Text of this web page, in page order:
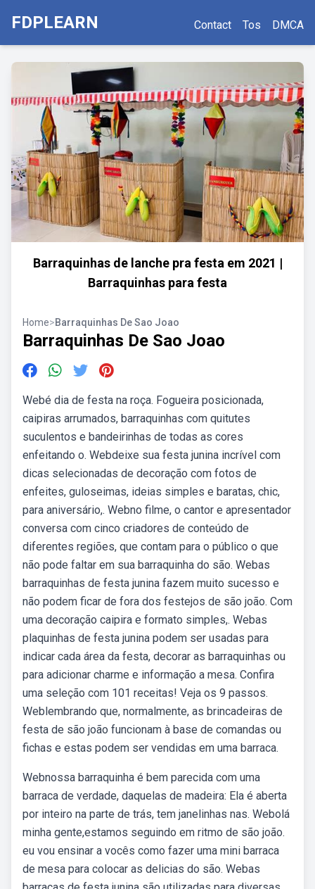
FDPLEARN Contact Tos DMCA
Barraquinhas de lanche pra festa em 2021 |
Barraquinhas para festa
Home>Barraquinhas De Sao Joao
Barraquinhas De Sao Joao
Webé dia de festa na roça. Fogueira posicionada,
caipiras arrumados, barraquinhas com quitutes
suculentos e bandeirinhas de todas as cores
enfeitando o. Webdeixe sua festa junina incrível com
dicas selecionadas de decoração com fotos de
enfeites, guloseimas, ideias simples e baratas, chic,
para aniversário,. Webno filme, o cantor e apresentador
conversa com cinco criadores de conteúdo de
diferentes regiões, que contam para o público o que
não pode faltar em sua barraquinha do são. Webas
barraquinhas de festa junina fazem muito sucesso e
não podem ficar de fora dos festejos de são joão. Com
uma decoração caipira e formato simples,. Webas
plaquinhas de festa junina podem ser usadas para
indicar cada área da festa, decorar as barraquinhas ou
para adicionar charme e informação a mesa. Confira
uma seleção com 101 receitas! Veja os 9 passos.
Weblembrando que, normalmente, as brincadeiras de
festa de são joão funcionam à base de comandas ou
fichas e estas podem ser vendidas em uma barraca.
Webnossa barraquinha é bem parecida com uma
barraca de verdade, daquelas de madeira: Ela é aberta
por inteiro na parte de trás, tem janelinhas nas. Webolá
minha gente,estamos seguindo em ritmo de são joão.
eu vou ensinar a vocês como fazer uma mini barraca
de mesa para colocar as delicias do são. Webas